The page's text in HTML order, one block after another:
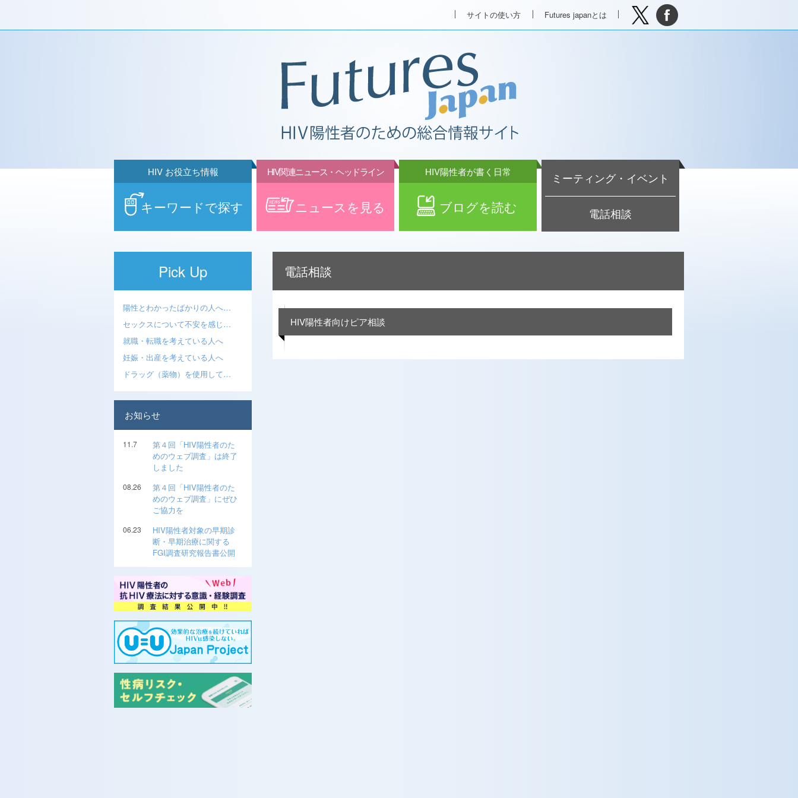
サイトの使い方 Futures japanとは
キーワードで探す
HIV お役立ち情報
ニュースを見る
HIV関連ニュース・ヘッドライン
ブログを読む
HIV陽性者が書く日常 ミーティング・イベント
電話相談
電話相談
HIV陽性者向けピア相談
Pick Up
陽性とわかったばかりの人へ…
セックスについて不安を感じ…
就職・転職を考えている人へ
妊娠・出産を考えている人へ
ドラッグ（薬物）を使用して…
お知らせ
11.7
第４回「HIV陽性者のた
めのウェブ調査」は終了
しました
08.26
第４回「HIV陽性者のた
めのウェブ調査」にぜひ
ご協力を
06.23
HIV陽性者対象の早期診
断・早期治療に関する
FGI調査研究報告書公開